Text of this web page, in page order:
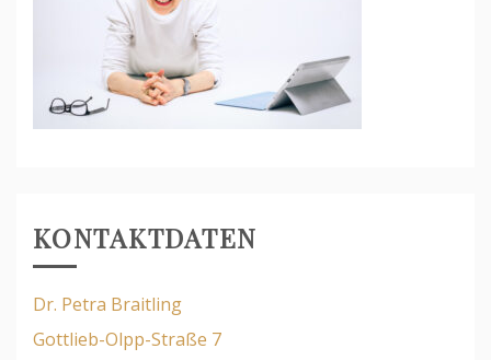
KONTAKTDATEN
Dr. Petra Braitling
Gottlieb-Olpp-Straße 7